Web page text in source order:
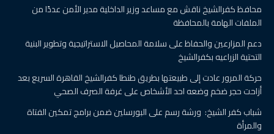
محافظ كفرالشيخ ناقش مع مساعد وزير الداخلية مدير الأمن عددًا من
الملفات الهامة بالمحافظة
دعم المزارعين والحفاظ على سلامة المحاصيل الاستراتيجية وتطوير البنية
التحتية الزراعيه بكفرالشيخ
حركة المرور عادت إلى طبيعتها بطريق طنطا كفرالشيخ القاهرة السريع بعد
أزاحت حجر ضخم وضعه احد الأشخاص على غرفة الصرف الصحي
شباب كفر الشيخ: ورشة رسم على البورسلين ضمن برامج تمكين الفتاة
والمرأة